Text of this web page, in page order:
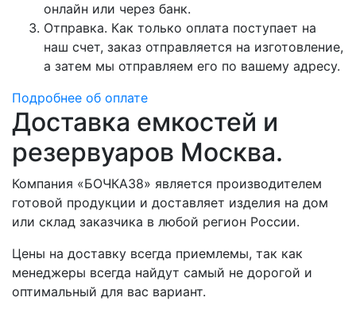
онлайн или через банк.
Отправка. Как только оплата поступает на
наш счет, заказ отправляется на изготовление,
а затем мы отправляем его по вашему адресу.
Подробнее об оплате
Доставка емкостей и
резервуаров Москва.
Компания «БОЧКА38» является производителем
готовой продукции и доставляет изделия на дом
или склад заказчика в любой регион России.
Цены на доставку всегда приемлемы, так как
менеджеры всегда найдут самый не дорогой и
оптимальный для вас вариант.